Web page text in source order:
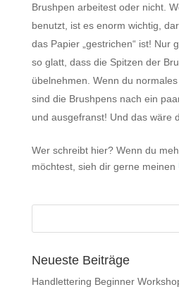
Brushpen arbeitest oder nicht.
benutzt, ist es enorm wichtig,
das Papier „gestrichen“ ist! Nur
so glatt, dass die Spitzen der
übelnehmen. Wenn du
sind die Brushpens nach ein
und ausgefranst! Und das wäre
Wer schreibt hier? Wenn du
möchtest, sieh dir gerne meinen
Neueste Beiträge
Handlettering Beginner